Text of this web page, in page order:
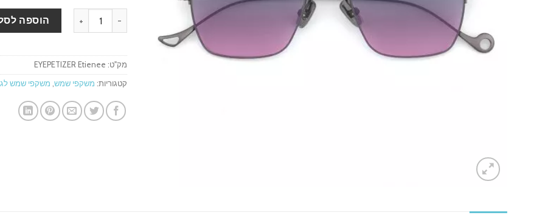
הוספה
מק"ט: EYEPETIZER Etienee
קטגוריות: משקפי שמש, משקפי שמש